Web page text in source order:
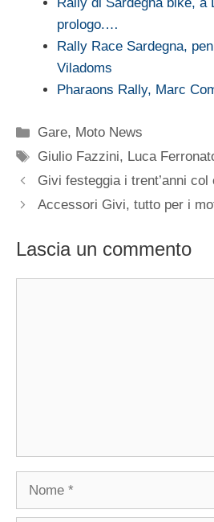
prologo.…
Rally Race Sardegna,
Viladoms
Pharaons Rally, Marc
Categorie
Gare, Moto News
Tag
Giulio Fazzini, Luca
Givi festeggia i trent’anni
Accessori Givi, tutto per i
Lascia un commento
Nome